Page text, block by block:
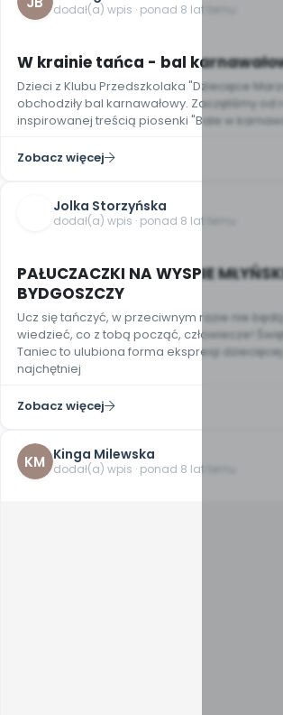
dodał(a) wpis · ponad 8 lat temu
W krainie tańca - bal
Dzieci z Klubu Przedszkolaka "Dziecięce
obchodziły bal karnawałowy. Zaczęliśmy od
inspirowanej treścią piosenki "Bale w
Zobacz więcej
Jolka Storzyńska
dodał(a) wpis · ponad 8 lat temu
PAŁUCZACZKI NA WYSPIE
BYDGOSZCZY
Ucz się tańczyć, w przeciwnym razie nie
wiedzieć, co z tobą począć, człowiecze!
Taniec to ulubiona forma ekspresji
najchętniej
Zobacz więcej
KM Kinga Milewska
dodał(a) wpis · ponad 8 lat temu